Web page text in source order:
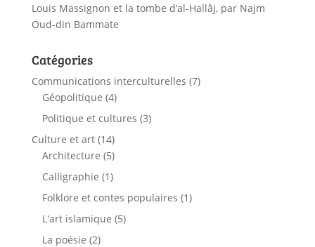
Louis Massignon et la tombe d’al-Hallâj, par Najm
Oud-din Bammate
Catégories
Communications interculturelles (7)
Géopolitique (4)
Politique et cultures (3)
Culture et art(14)
Architecture (5)
Calligraphie (1)
Folklore et contes populaires (1)
L'art islamique (5)
La poésie (2)